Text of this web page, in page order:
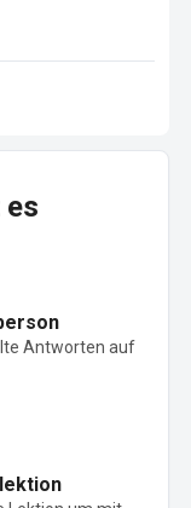
Antworten auf